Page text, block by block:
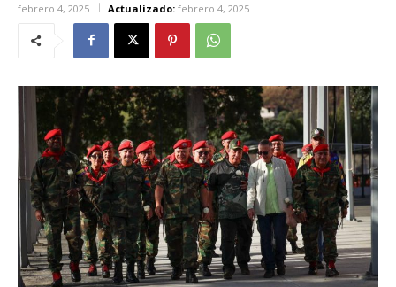
febrero 4, 2025 Actualizado: febrero 4, 2025